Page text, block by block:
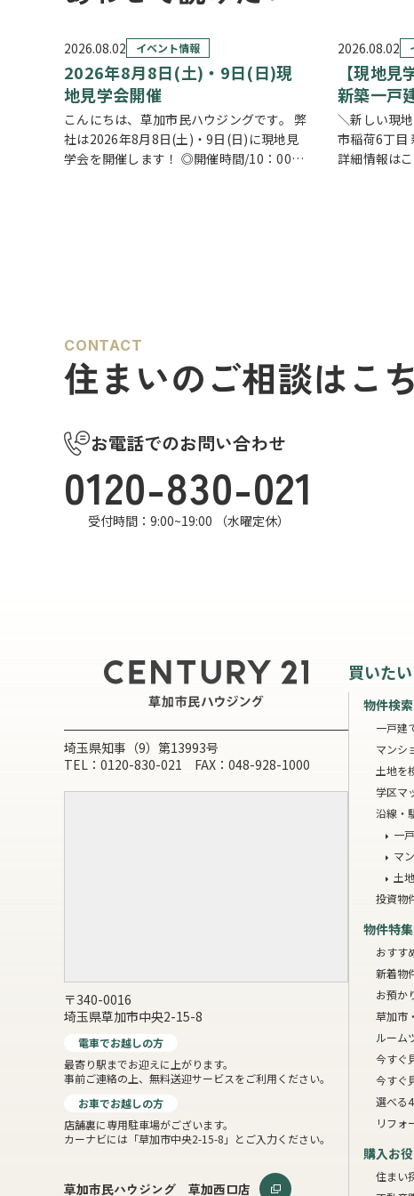
2026.08.02 イベント情報
2026年8月8日(土)・9日(日)現
地見学会開催
こんにちは、草加市民ハウジングです。 弊
社は2026年8月8日(土)・9日(日)に現地見
学会を開催します！ ◎開催時間/10：00～
2026.08.02
【現地
新築一戸
＼新しい現
市稲荷6丁目
詳細情報は
CONTACT
住まいのご相談はこ
お電話でのお問い合わせ
0120-830-021
受付時間：9:00~19:00 （水曜定休）
埼玉県知事（9）第13993号
TEL：0120-830-021 FAX：048-928-1000
〒340-0016
埼玉県草加市中央2-15-8
電車でお越しの方
最寄り駅までお迎えに上がります。
事前ご連絡の上、無料送迎サービスをご利用ください。
お車でお越しの方
店舗裏に専用駐車場がございます。
カーナビには「草加市中央2-15-8」とご入力ください。
草加市民ハウジング 草加西口店
買いたい
物件検索
一戸建
マンシ
土地を
学区マ
沿線・
一
マ
土地
投資物
物件特
おすす
新着物
お預か
草加市
ルーム
今すぐ
今すぐ
選べる
リフォ
購入お
住まい